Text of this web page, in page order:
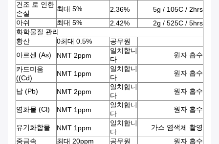
건조 로 인한
손실
최대 5% 2.36%
5g / 105C / 2hrs
아쉬
최대 5% 2.42%
2g / 525C / 5hrs
화학물질 관리
황산
0최대 0.5%
공무원
아르센 (As)
NMT 2ppm
일치합니
다
원자 흡수
카드미움
((Cd)
NMT 1ppm
일치합니
다
원자 흡수
납 (Pb) NMT 2ppm
일치합니
다
원자 흡수
염화물 (Cl) NMT 1ppm
일치합니
다
원자 흡수
유기화합물 NMT 1ppm
일치합니
다
가스 염색체 촬영
중금속
최대 20ppm 공무원
원자 흡수